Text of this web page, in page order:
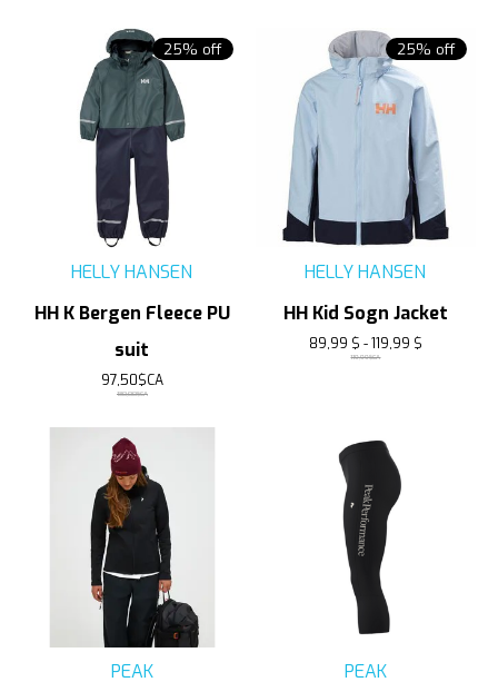
25% off
HELLY HANSEN
HH K Bergen Fleece PU
suit
97,50$CA
130,00$CA
25% off
HELLY HANSEN
HH Kid Sogn Jacket
89,99 $ - 119,99 $
119,99$CA
PEAK
PEAK